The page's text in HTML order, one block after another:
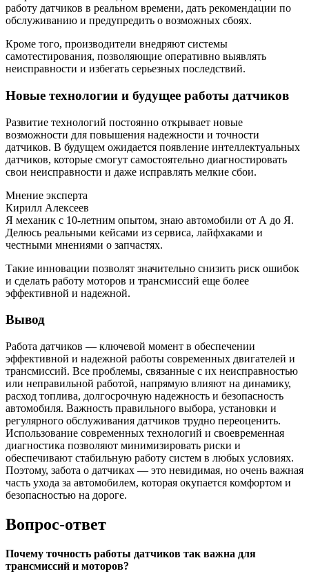
работу датчиков в реальном времени, дать рекомендации по
обслуживанию и предупредить о возможных сбоях.
Кроме того, производители внедряют системы
самотестирования, позволяющие оперативно выявлять
неисправности и избегать серьезных последствий.
Новые технологии и будущее работы датчиков
Развитие технологий постоянно открывает новые
возможности для повышения надежности и точности
датчиков. В будущем ожидается появление интеллектуальных
датчиков, которые смогут самостоятельно диагностировать
свои неисправности и даже исправлять мелкие сбои.
Мнение эксперта
Кирилл Алексеев
Я механик с 10-летним опытом, знаю автомобили от А до Я.
Делюсь реальными кейсами из сервиса, лайфхаками и
честными мнениями о запчастях.
Такие инновации позволят значительно снизить риск ошибок
и сделать работу моторов и трансмиссий еще более
эффективной и надежной.
Вывод
Работа датчиков — ключевой момент в обеспечении
эффективной и надежной работы современных двигателей и
трансмиссий. Все проблемы, связанные с их неисправностью
или неправильной работой, напрямую влияют на динамику,
расход топлива, долгосрочную надежность и безопасность
автомобиля. Важность правильного выбора, установки и
регулярного обслуживания датчиков трудно переоценить.
Использование современных технологий и своевременная
диагностика позволяют минимизировать риски и
обеспечивают стабильную работу систем в любых условиях.
Поэтому, забота о датчиках — это невидимая, но очень важная
часть ухода за автомобилем, которая окупается комфортом и
безопасностью на дороге.
Вопрос-ответ
Почему точность работы датчиков так важна для
трансмиссий и моторов?